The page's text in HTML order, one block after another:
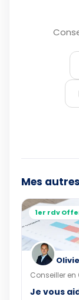
Mes
1er rdv
Conseiller
Je vous